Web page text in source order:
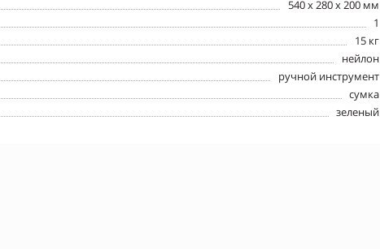
540 х 280 х 200 мм
1
15 кг
нейлон
ручной инструмент
сумка
зеленый